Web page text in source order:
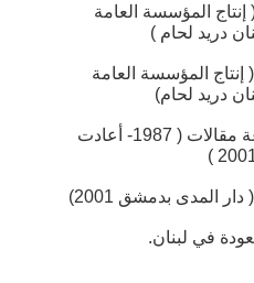
إنتاج المؤسسة العامة
دريد لحام )
( إنتاج المؤسسة العامة
دريد لحام)
18- سأخون وطني - مجموعة مقالات ( 1987- أعادت
في لبنان.